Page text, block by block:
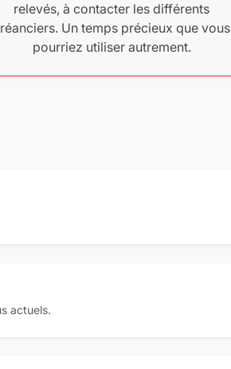
relevés, à contacter les différents
Un temps précieux que vous
pourriez utiliser autrement.
actuels.